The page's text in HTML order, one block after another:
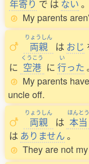
年寄り で は ない。
My parents
りょうしん
両親 は おじ
に
くうこう
空港 に
い
行った
My parents
uncle off.
りょうしん
両親 は
ほんとう
本当
は ありません。
They are not